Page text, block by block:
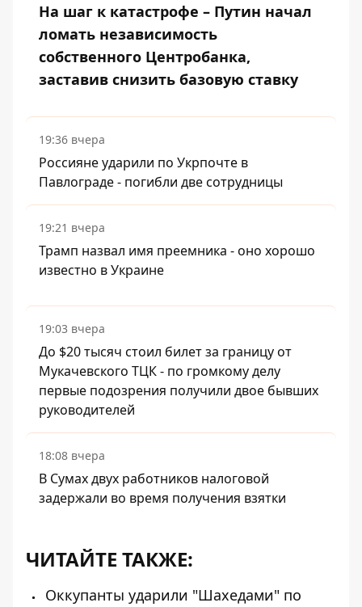
На шаг к катастрофе – Путин начал
ломать независимость
собственного Центробанка,
заставив снизить базовую ставку
19:36 вчера
Россияне ударили по Укрпочте в
Павлограде - погибли две сотрудницы
19:21 вчера
Трамп назвал имя преемника - оно хорошо
известно в Украине
19:03 вчера
До $20 тысяч стоил билет за границу от
Мукачевского ТЦК - по громкому делу
первые подозрения получили двое бывших
руководителей
18:08 вчера
В Сумах двух работников налоговой
задержали во время получения взятки
ЧИТАЙТЕ ТАКЖЕ:
Оккупанты ударили "Шахедами" по